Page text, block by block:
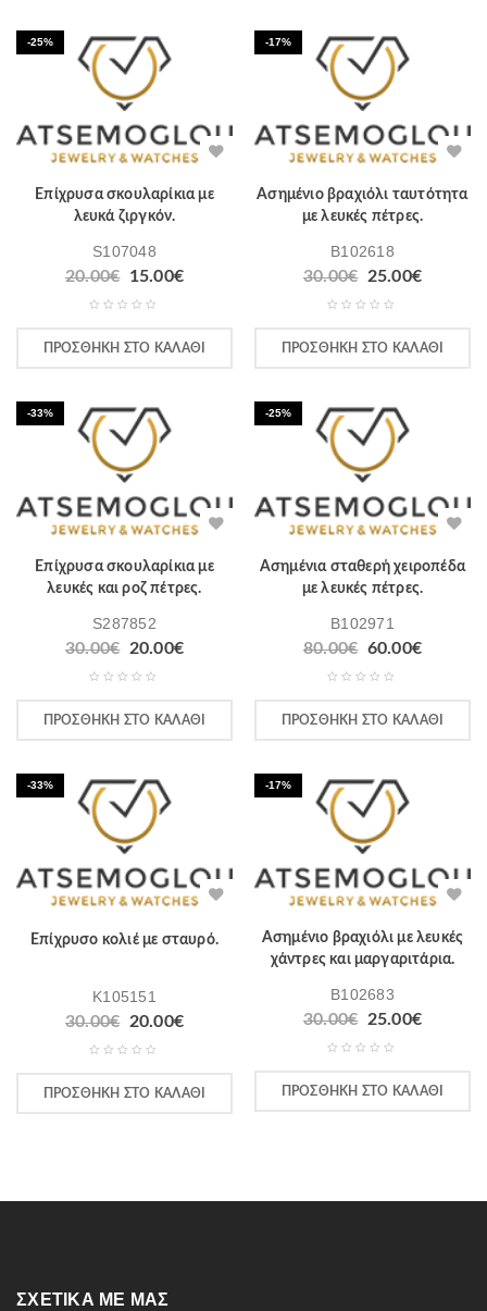
-25%
Επίχρυσα σκουλαρίκια με
λευκά ζιργκόν.
S107048
20.00€ 15.00€
ΠΡΟΣΘΉΚΗ ΣΤΟ ΚΑΛΆΘΙ
-17%
Ασημένιο βραχιόλι ταυτότητα
με λευκές πέτρες.
B102618
30.00€ 25.00€
ΠΡΟΣΘΉΚΗ ΣΤΟ ΚΑΛΆΘΙ
-33%
Επίχρυσα σκουλαρίκια με
λευκές και ροζ πέτρες.
S287852
30.00€ 20.00€
ΠΡΟΣΘΉΚΗ ΣΤΟ ΚΑΛΆΘΙ
-25%
Ασημένια σταθερή χειροπέδα
με λευκές πέτρες.
B102971
80.00€ 60.00€
ΠΡΟΣΘΉΚΗ ΣΤΟ ΚΑΛΆΘΙ
-33%
Επίχρυσο κολιέ με σταυρό.
K105151
30.00€ 20.00€
ΠΡΟΣΘΉΚΗ ΣΤΟ ΚΑΛΆΘΙ
-17%
Ασημένιο βραχιόλι με λευκές
χάντρες και μαργαριτάρια.
B102683
30.00€ 25.00€
ΠΡΟΣΘΉΚΗ ΣΤΟ ΚΑΛΆΘΙ
ΣΧΕΤΙΚΆ ΜΕ ΜΑΣ